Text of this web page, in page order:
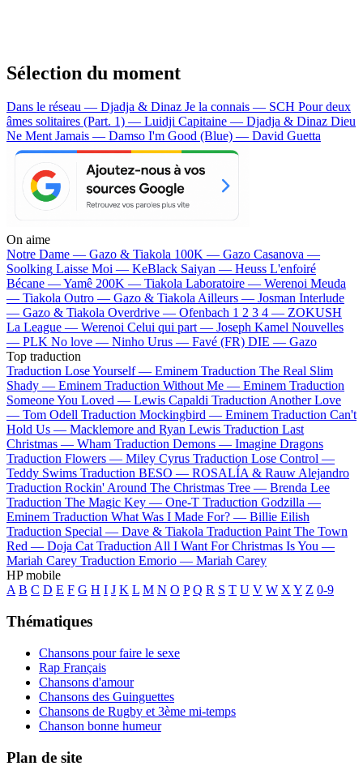
Sélection du moment
Dans le réseau — Djadja & Dinaz Je la connais — SCH Pour deux
âmes solitaires (Part. 1) — Luidji Capitaine — Djadja & Dinaz Dieu
Ne Ment Jamais — Damso I'm Good (Blue) — David Guetta
On aime
Notre Dame — Gazo & Tiakola 100K — Gazo Casanova —
Soolking Laisse Moi — KeBlack Saiyan — Heuss L'enfoiré
Bécane —Yamê 200K — Tiakola Laboratoire — Werenoi Meuda
— Tiakola Outro — Gazo & TiakolaAilleurs — Josman Interlude
— Gazo & Tiakola Overdrive — Ofenbach 1 2 3 4 — ZOKUSH
La League — Werenoi Celui qui part — Joseph Kamel Nouvelles
— PLK No love — Ninho Urus — Favé (FR) DIE — Gazo
Top traduction
Traduction Lose Yourself — Eminem Traduction The Real Slim
Shady — Eminem Traduction Without Me — Eminem Traduction
Someone You Loved — Lewis Capaldi Traduction Another Love
— Tom Odell Traduction Mockingbird — Eminem Traduction Can't
Hold Us — Macklemore and Ryan Lewis Traduction Last
Christmas — Wham Traduction Demons — Imagine Dragons
Traduction Flowers — Miley Cyrus Traduction Lose Control —
Teddy Swims Traduction BESO — ROSALÍA & Rauw Alejandro
Traduction Rockin' Around The Christmas Tree — Brenda Lee
Traduction The Magic Key — One-T Traduction Godzilla —
Eminem Traduction What Was I Made For? — Billie Eilish
Traduction Special — Dave & Tiakola Traduction Paint The Town
Red — Doja Cat Traduction All I Want For Christmas Is You —
Mariah Carey Traduction Emorio — Mariah Carey
HP mobile
A B C D E F G H I J K L M N O P Q R S T U V W XY Z 0-9
Thématiques
Chansons pour faire le sexe
Rap Français
Chansons d'amour
Chansons des Guinguettes
Chansons de Rugby et 3ème mi-temps
Chanson bonne humeur
Plan de site